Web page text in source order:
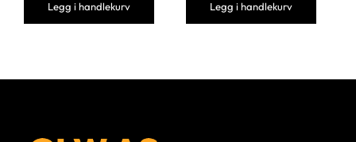
Legg i handlekurv Legg i handlekurv